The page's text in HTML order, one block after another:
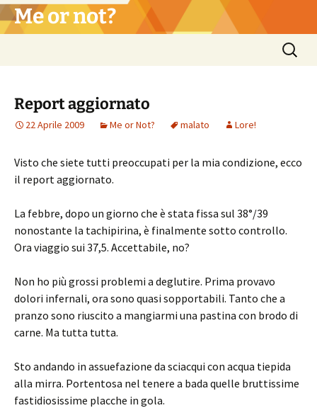
Vai
al Me or not?
Ricerca
per:
Report aggiornato
22 Aprile 2009 Me or Not? malato Lore!
Visto che siete tutti preoccupati per la mia condizione, ecco
il report aggiornato.
La febbre, dopo un giorno che è stata fissa sul 38°/39
nonostante la tachipirina, è finalmente sotto controllo.
Ora viaggio sui 37,5. Accettabile, no?
Non ho più grossi problemi a deglutire. Prima provavo
dolori infernali, ora sono quasi sopportabili. Tanto che a
pranzo sono riuscito a mangiarmi una pastina con brodo di
carne. Ma tutta tutta.
Sto andando in assuefazione da sciacqui con acqua tiepida
alla mirra. Portentosa nel tenere a bada quelle bruttissime
fastidiosissime placche in gola.